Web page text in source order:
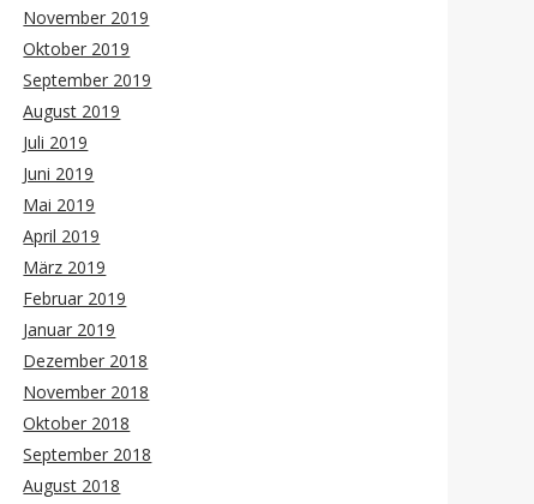
November 2019
Oktober 2019
September 2019
August 2019
Juli 2019
Juni 2019
Mai 2019
April 2019
März 2019
Februar 2019
Januar 2019
Dezember 2018
November 2018
Oktober 2018
September 2018
August 2018